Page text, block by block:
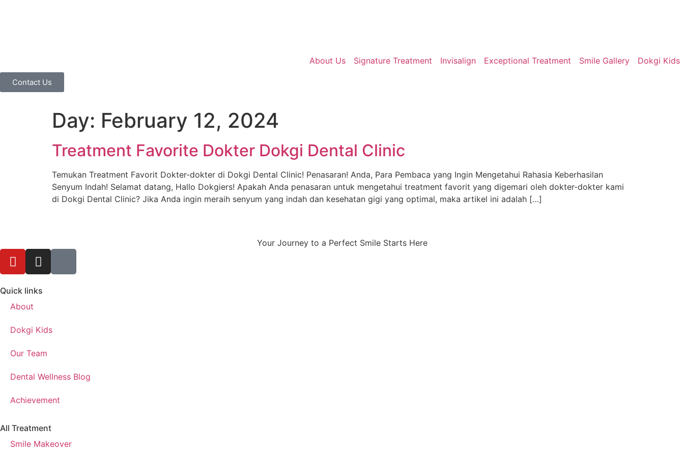
About Us Signature Treatment Invisalign Exceptional Treatment Smile Gallery Dokgi Kids
Contact Us
Day: February 12, 2024
Treatment Favorite Dokter Dokgi Dental Clinic
Temukan Treatment Favorit Dokter-dokter di Dokgi Dental Clinic! Penasaran! Anda, Para Pembaca yang Ingin Mengetahui Rahasia Keberhasilan
Senyum Indah! Selamat datang, Hallo Dokgiers! Apakah Anda penasaran untuk mengetahui treatment favorit yang digemari oleh dokter-dokter kami
di Dokgi Dental Clinic? Jika Anda ingin meraih senyum yang indah dan kesehatan gigi yang optimal, maka artikel ini adalah […]
Your Journey to a Perfect Smile Starts Here
Quick links
About
Dokgi Kids
Our Team
Dental Wellness Blog
Achievement
All Treatment
Smile Makeover